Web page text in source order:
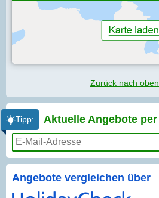
Zurück nach oben
Tipp: Aktuelle Angebote per
Angebote vergleichen über